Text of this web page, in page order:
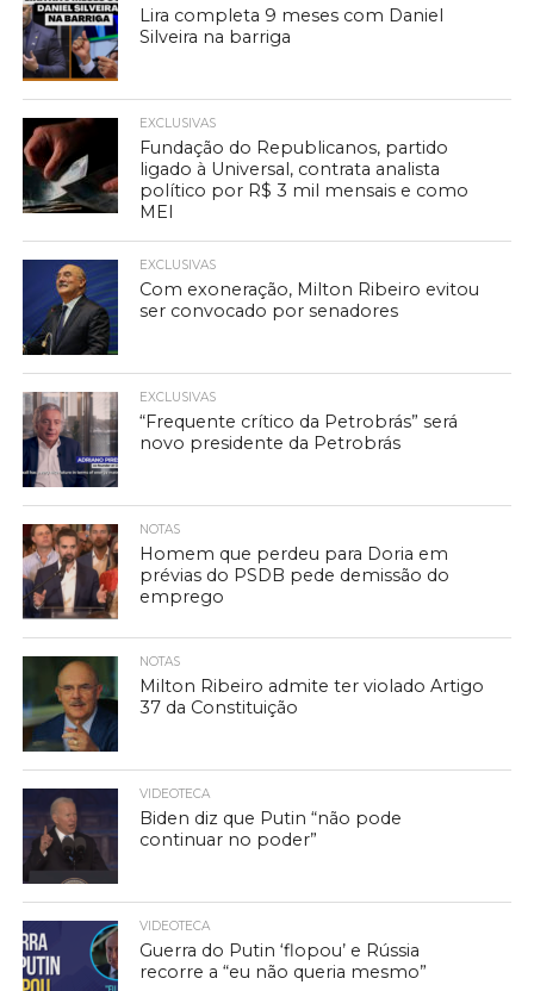
Lira completa 9 meses com Daniel
Silveira na barriga
EXCLUSIVAS
Fundação do Republicanos, partido
ligado à Universal, contrata analista
político por R$ 3 mil mensais e como
MEI
EXCLUSIVAS
Com exoneração, Milton Ribeiro evitou
ser convocado por senadores
EXCLUSIVAS
“Frequente crítico da Petrobrás” será
novo presidente da Petrobrás
NOTAS
Homem que perdeu para Doria em
prévias do PSDB pede demissão do
emprego
NOTAS
Milton Ribeiro admite ter violado Artigo
37 da Constituição
VIDEOTECA
Biden diz que Putin “não pode
continuar no poder”
VIDEOTECA
Guerra do Putin ‘flopou’ e Rússia
recorre a “eu não queria mesmo”